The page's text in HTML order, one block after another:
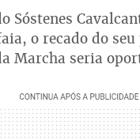
Sóstenes
o recado do
Marcha seria